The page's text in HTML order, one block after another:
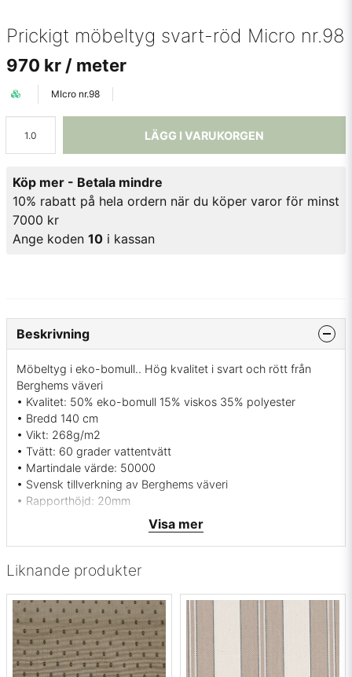
Prickigt möbeltyg svart-röd Micro nr.98
970 kr / meter
MIcro nr.98
LÄGG I VARUKORGEN
Köp mer - Betala mindre
10% rabatt på hela ordern när du köper varor för minst
7000 kr
Ange koden 10 i kassan
Liknande produkter
Beskrivning
Möbeltyg i eko-bomull.. Hög kvalitet i svart och rött från
Berghems väveri
• Kvalitet: 50% eko-bomull 15% viskos 35% polyester
• Bredd 140 cm
• Vikt: 268g/m2
• Tvätt: 60 grader vattentvätt
• Martindale värde: 50000
• Svensk tillverkning av Berghems väveri
• Rapporthöjd: 20mm
• Färger: Svart med röda prickar
• Mönsterbild: Tvärgående
• Beställningsvara, ingen returrätt
Vill du ha ett tygprov maila mig på:
Visa mer